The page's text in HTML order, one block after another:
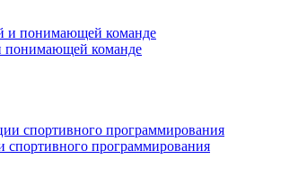
понимающей команде
программирования